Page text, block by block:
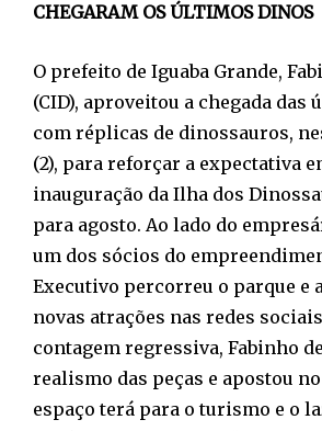
CHEGARAM OS ÚLTIMOS DINOS
O prefeito de Iguaba Grande,
(CID), aproveitou a chegada das
com réplicas de dinossauros,
(2), para reforçar a expectativa
inauguração da Ilha dos
para agosto. Ao lado do
um dos sócios do
Executivo percorreu o parque e
novas atrações nas redes
contagem regressiva, Fabinho
realismo das peças e apostou
espaço terá para o turismo e o